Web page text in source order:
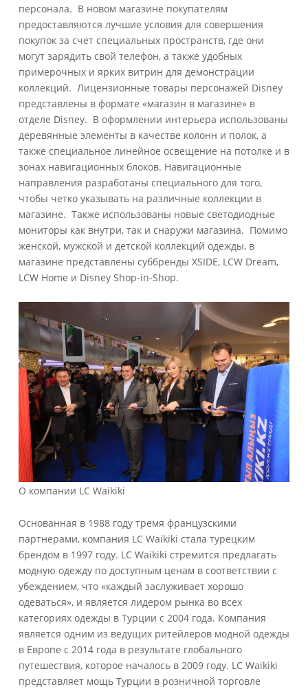
персонала. В новом магазине покупателям
предоставляются лучшие условия для совершения
покупок за счет специальных пространств, где они
могут зарядить свой телефон, а также удобных
примерочных и ярких витрин для демонстрации
коллекций. Лицензионные товары персонажей Disney
представлены в формате «магазин в магазине» в
отделе Disney. В оформлении интерьера использованы
деревянные элементы в качестве колонн и полок, а
также специальное линейное освещение на потолке и в
зонах навигационных блоков. Навигационные
направления разработаны специального для того,
чтобы четко указывать на различные коллекции в
магазине. Также использованы новые светодиодные
мониторы как внутри, так и снаружи магазина. Помимо
женской, мужской и детской коллекций одежды, в
магазине представлены суббренды XSIDE, LCW Dream,
LCW Home и Disney Shop-in-Shop.
О компании LC Waikiki
Основанная в 1988 году тремя французскими
партнерами, компания LC Waikiki стала турецким
брендом в 1997 году. LC Waikiki стремится предлагать
модную одежду по доступным ценам в соответствии с
убеждением, что «каждый заслуживает хорошо
одеваться», и является лидером рынка во всех
категориях одежды в Турции с 2004 года. Компания
является одним из ведущих ритейлеров модной одежды
в Европе с 2014 года в результате глобального
путешествия, которое началось в 2009 году. LC Waikiki
представляет мощь Турции в розничной торговле